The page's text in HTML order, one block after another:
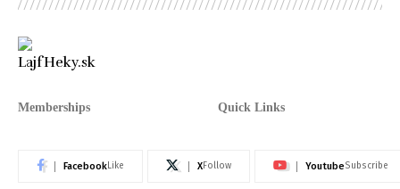
Memberships Quick Links
FacebookLike XFollow YoutubeSubscribe